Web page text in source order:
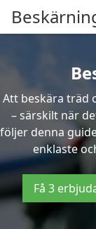
Att beskära träd
– särskilt när
följer denna
enklaste
Få 3